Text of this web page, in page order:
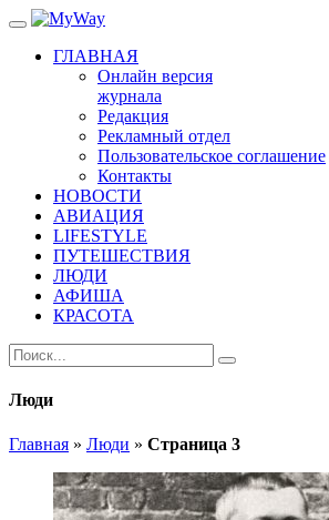
ГЛАВНАЯ
Онлайн версия
журнала
Редакция
Рекламный отдел
Пользовательское соглашение
Контакты
НОВОСТИ
АВИАЦИЯ
LIFESTYLE
ПУТЕШЕСТВИЯ
ЛЮДИ
АФИША
КРАСОТА
Люди
Главная » Люди » Страница 3